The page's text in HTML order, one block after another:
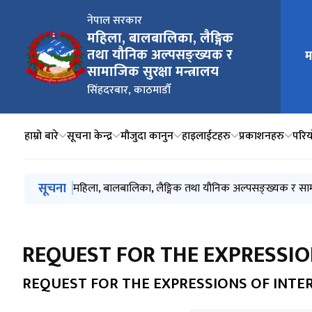
नेपाल सरकार
महिला, बालबालिका, लैङ्गिक
तथा यौनिक अल्पसङ्ख्यक र
सामाजिक सुरक्षा मन्त्रालय
सिंहदरबार, काठमाडौँ
मुख्य
हाम्रो बारे सूचना केन्द्र मौजुदा कानुन हाइलाईटहरु प्रकाशनहरु
मुख्य नेभिगेसनमा जानुहोस्
सूचना राष्ट्रिय दलित आयोगबाट सिफारिस भएको दलित
महिला, बालबालिका, लैङ्गिक तथा यौनिक अल्पसङ्ख्यक र
हवाई उद्धार गरिएको गर्भवती तथा सुत्केरी महिलाहरुको
सामाजिक सुरक्षा भत्ता प्राप्त गर्न योग्य लाभग्राहीको
तथ्यांकमा ज्येष्ठ नागरिक, २०८३
REQUEST FOR THE
REQUEST FOR THE EXPRESSIONS OF